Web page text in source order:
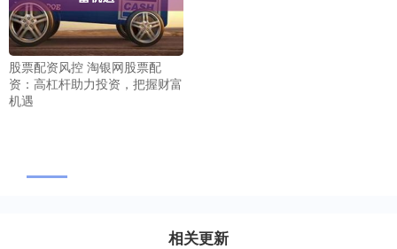
股票配资风控 淘银网股票配
资：高杠杆助力投资，把握财富
机遇
相关更新